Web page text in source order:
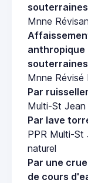
Mnne
Mnne Révisé
Par
Multi-St Jean
Par lave
PPR Multi-St
naturel
Par une
de cours